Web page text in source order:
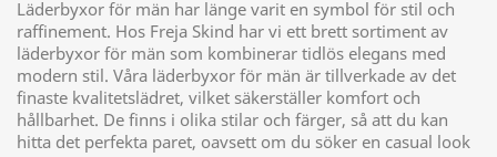
Läderbyxor för män har länge varit en symbol för stil och
raffinement. Hos Freja Skind har vi ett brett sortiment av
läderbyxor för män som kombinerar tidlös elegans med
modern stil. Våra läderbyxor för män är tillverkade av det
finaste kvalitetslädret, vilket säkerställer komfort och
hållbarhet. De finns i olika stilar och färger, så att du kan
hitta det perfekta paret, oavsett om du söker en casual look